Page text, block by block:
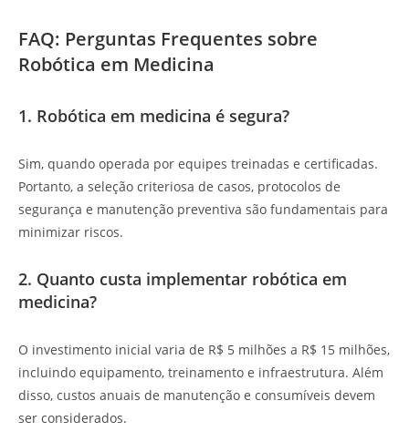
FAQ: Perguntas Frequentes sobre
Robótica em Medicina
1. Robótica em medicina é segura?
Sim, quando operada por equipes treinadas e certificadas.
Portanto, a seleção criteriosa de casos, protocolos de
segurança e manutenção preventiva são fundamentais para
minimizar riscos.
2. Quanto custa implementar robótica em
medicina?
O investimento inicial varia de R$ 5 milhões a R$ 15 milhões,
incluindo equipamento, treinamento e infraestrutura. Além
disso, custos anuais de manutenção e consumíveis devem
ser considerados.